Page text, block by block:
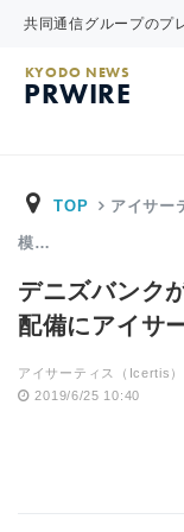
共同通信グループのプ
KYODO NEWS
PRWIRE
TOP アイサ
模…
デニズバンク
配備にアイサ
アイサーティス（Icertis）
2019/6/25 10:40